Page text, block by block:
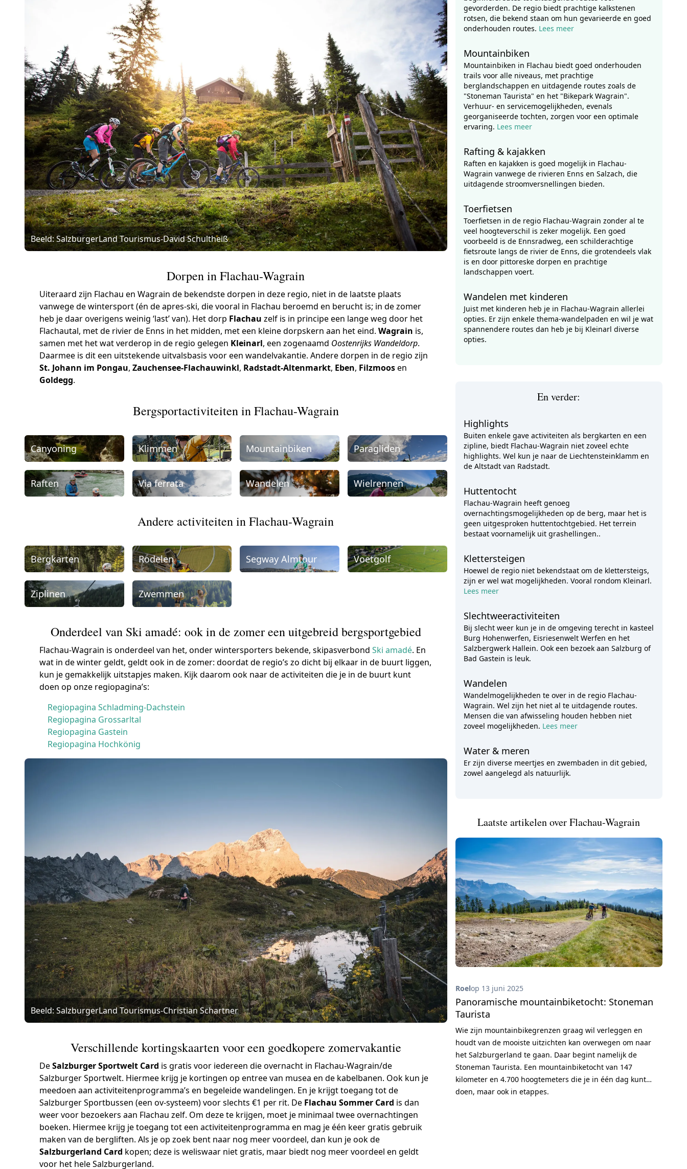
Beeld: SalzburgerLand Tourismus-David Schultheiß
Dorpen in Flachau-Wagrain
Uiteraard zijn Flachau en Wagrain de bekendste dorpen in deze regio, niet in de laatste plaats
vanwege de wintersport (én de apres-ski, die vooral in Flachau beroemd en berucht is; in de zomer
heb je daar overigens weinig ‘last’ van). Het dorp Flachau zelf is in principe een lange weg door het
Flachautal, met de rivier de Enns in het midden, met een kleine dorpskern aan het eind.Wagrain is,
samen met het wat verderop in de regio gelegen Kleinarl, een zogenaamd Oostenrijks Wandeldorp.
Daarmee is dit een uitstekende uitvalsbasis voor een wandelvakantie. Andere dorpen in de regio zijn
St. Johann im Pongau,Zauchensee-Flachauwinkl, Radstadt-Altenmarkt, Eben, Filzmoosen
Goldegg.
Bergsportactiviteiten in Flachau-Wagrain
Canyoning Klimmen Mountainbiken Paragliden
Raften Via ferrata Wandelen Wielrennen
Andere activiteiten in Flachau-Wagrain
Bergkarten Rodelen Segway Almtour Voetgolf
Ziplinen Zwemmen
Onderdeel van Ski amadé: ook in de zomer een uitgebreid bergsportgebied
Flachau-Wagrain is onderdeel van het, onder wintersporters bekende, skipasverbondSki amadé. En
wat in de winter geldt, geldt ook in de zomer: doordat de regio’s zo dicht bij elkaar in de buurt liggen,
kun je gemakkelijk uitstapjes maken. Kijk daarom ook naar de activiteiten die je in de buurt kunt
doen op onze regiopagina’s:
Regiopagina Schladming-Dachstein
Regiopagina Grossarltal
Regiopagina Gastein
Regiopagina Hochkönig
Beeld: SalzburgerLand Tourismus-Christian Schartner
Verschillende kortingskaarten voor een goedkopere zomervakantie
DeSalzburger Sportwelt Card is gratis voor iedereen die overnacht in Flachau-Wagrain/de
Salzburger Sportwelt. Hiermee krijg je kortingen op entree van musea en de kabelbanen. Ook kun je
meedoen aan activiteitenprogramma’s en begeleide wandelingen. En je krijgt toegang tot de
Salzburger Sportbussen (een ov-systeem) voor slechts €1 per rit. De Flachau Sommer Card is dan
weer voor bezoekers aan Flachau zelf. Om deze te krijgen, moet je minimaal twee overnachtingen
boeken. Hiermee krijg je toegang tot een activiteitenprogramma en mag je één keer gratis gebruik
maken van de bergliften. Als je op zoek bent naar nog meer voordeel, dan kun je ook de
Salzburgerland Card kopen; deze is weliswaar niet gratis, maar biedt nog meer voordeel en geldt
voor het hele Salzburgerland.
gevorderden. De regio biedt prachtige kalkstenen
rotsen, die bekend staan om hun gevarieerde en goed
onderhouden routes. Lees meer
Mountainbiken
Mountainbiken in Flachau biedt goed onderhouden
trails voor alle niveaus, met prachtige
berglandschappen en uitdagende routes zoals de
"Stoneman Taurista" en het "Bikepark Wagrain".
Verhuur- en servicemogelijkheden, evenals
georganiseerde tochten, zorgen voor een optimale
ervaring. Lees meer
Rafting & kajakken
Raften en kajakken is goed mogelijk in Flachau-
Wagrain vanwege de rivieren Enns en Salzach, die
uitdagende stroomversnellingen bieden.
Toerfietsen
Toerfietsen in de regio Flachau-Wagrain zonder al te
veel hoogteverschil is zeker mogelijk. Een goed
voorbeeld is de Ennsradweg, een schilderachtige
fietsroute langs de rivier de Enns, die grotendeels vlak
is en door pittoreske dorpen en prachtige
landschappen voert.
Wandelen met kinderen
Juist met kinderen heb je in Flachau-Wagrain allerlei
opties. Er zijn enkele thema-wandelpaden en wil je wat
spannendere routes dan heb je bij Kleinarl diverse
opties.
En verder:
Highlights
Buiten enkele gave activiteiten als bergkarten en een
zipline, biedt Flachau-Wagrain niet zoveel echte
highlights. Wel kun je naar de Liechtensteinklamm en
de Altstadt van Radstadt.
Huttentocht
Flachau-Wagrain heeft genoeg
overnachtingsmogelijkheden op de berg, maar het is
geen uitgesproken huttentochtgebied. Het terrein
bestaat voornamelijk uit grashellingen..
Klettersteigen
Hoewel de regio niet bekendstaat om de klettersteigs,
zijn er wel wat mogelijkheden. Vooral rondom Kleinarl.
Lees meer
Slechtweeractiviteiten
Bij slecht weer kun je in de omgeving terecht in kasteel
Burg Hohenwerfen, Eisriesenwelt Werfen en het
Salzbergwerk Hallein. Ook een bezoek aan Salzburg of
Bad Gastein is leuk.
Wandelen
Wandelmogelijkheden te over in de regio Flachau-
Wagrain. Wel zijn het niet al te uitdagende routes.
Mensen die van afwisseling houden hebben niet
zoveel mogelijkheden. Lees meer
Water & meren
Er zijn diverse meertjes en zwembaden in dit gebied,
zowel aangelegd als natuurlijk.
Laatste artikelen over Flachau-Wagrain
Roelop 13 juni 2025
Panoramische mountainbiketocht: Stoneman
Taurista
Wie zijn mountainbikegrenzen graag wil verleggen en
houdt van de mooiste uitzichten kan overwegen om naar
het Salzburgerland te gaan. Daar begint namelijk de
Stoneman Taurista. Een mountainbiketocht van 147
kilometer en 4.700 hoogtemeters die je in één dag kunt
doen, maar ook in etappes.